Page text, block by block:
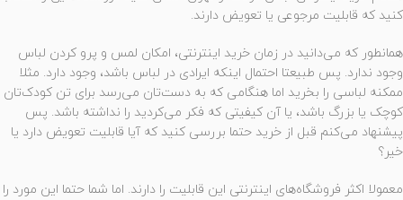
کنید که قابلیت مرجوعی یا تعویض دارند.
همانطور که می‌دانید در زمان خرید اینترنتی، امکان لمس و پرو کردن لباس
وجود ندارد. پس طبیعتا احتمال اینکه ایرادی در لباس باشد، وجود دارد. مثلا
ممکنه لباسی را بخرید اما هنگامی که به دست‌تان می‌رسد برای تن کودک‌تان
کوچک یا بزرگ باشد، یا آن کیفیتی که فکر می‌کردید را نداشته باشد. پس
پیشنهاد می‌کنم قبل از خرید حتما بررسی کنید که آیا قابلیت تعویض دارد یا
خیر؟
معمولا اکثر فروشگاه‌های اینترنتی این قابلیت را دارند. اما شما حتما این مورد را